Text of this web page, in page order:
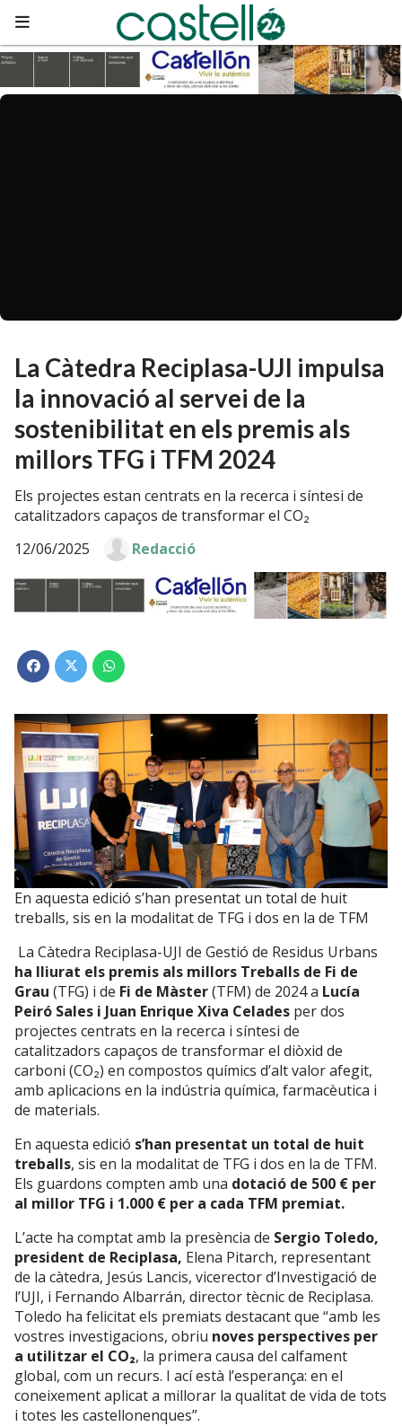
La Càtedra Reciplasa-UJI impulsa
la innovació al servei de la
sostenibilitat en els premis als
millors TFG i TFM 2024
Els projectes estan centrats en la recerca i síntesi de
catalitzadors capaços de transformar el CO₂
12/06/2025
Redacció
En aquesta edició s’han presentat un total de huit
treballs, sis en la modalitat de TFG i dos en la de TFM
La Càtedra Reciplasa-UJI de Gestió de Residus Urbans
ha lliurat els premis als millors Treballs de Fi de
Grau (TFG) i de Fi de Màster(TFM) de 2024 a Lucía
Peiró Sales i Juan Enrique Xiva Celades per dos
projectes centrats en la recerca i síntesi de
catalitzadors capaços de transformar el diòxid de
carboni (CO₂) en compostos químics d’alt valor afegit,
amb aplicacions en la indústria química, farmacèutica i
de materials.
En aquesta edició s’han presentat un total de huit
treballs, sis en la modalitat de TFG i dos en la de TFM.
Els guardons compten amb una dotació de 500 € per
al millor TFG i 1.000 € per a cada TFM premiat.
L’acte ha comptat amb la presència de Sergio Toledo,
president de Reciplasa, Elena Pitarch, representant
de la càtedra, Jesús Lancis, vicerector d’Investigació de
l’UJI, i Fernando Albarrán, director tècnic de Reciplasa.
Toledo ha felicitat els premiats destacant que “amb les
vostres investigacions, obriu noves perspectives per
a utilitzar el CO₂, la primera causa del calfament
global, com un recurs. I ací està l’esperança: en el
coneixement aplicat a millorar la qualitat de vida de tots
i totes les castellonenques”.